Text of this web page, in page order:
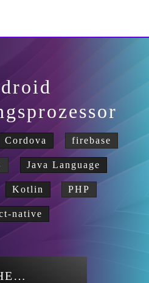
Cordova firebase
Java Language
Kotlin PHP
native